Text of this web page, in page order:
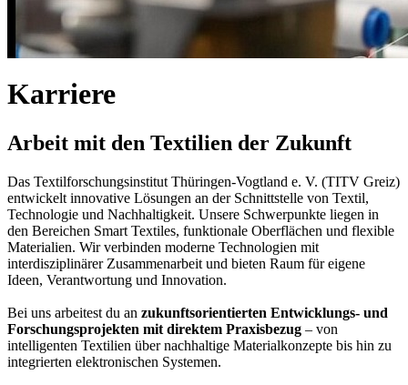
Karriere
Arbeit mit den Textilien der Zukunft
Das Textilforschungsinstitut Thüringen-Vogtland e. V. (TITV Greiz)
entwickelt innovative Lösungen an der Schnittstelle von Textil,
Technologie und Nachhaltigkeit. Unsere Schwerpunkte liegen in
den Bereichen Smart Textiles, funktionale Oberflächen und flexible
Materialien. Wir verbinden moderne Technologien mit
interdisziplinärer Zusammenarbeit und bieten Raum für eigene
Ideen, Verantwortung und Innovation.
Bei uns arbeitest du an zukunftsorientierten Entwicklungs- und
Forschungsprojekten mit direktem Praxisbezug – von
intelligenten Textilien über nachhaltige Materialkonzepte bis hin zu
integrierten elektronischen Systemen.